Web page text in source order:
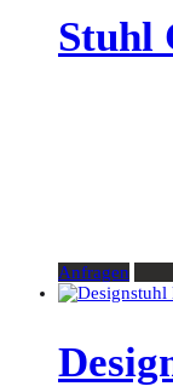
Stuhl
Anfragen